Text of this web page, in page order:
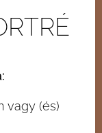
vagy (és)